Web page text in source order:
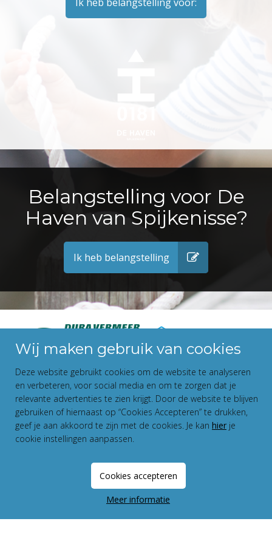
Belangstelling voor De
Haven van Spijkenisse?
Ik heb belangstelling
Privacy Statement
Fundament All Media
Wij maken gebruik van cookies
Deze website gebruikt cookies om de website te analyseren
en verbeteren, voor social media en om te zorgen dat je
relevante advertenties te zien krijgt. Door de website te blijven
gebruiken of hiernaast op “Cookies Accepteren” te drukken,
geef je aan akkoord te zijn met de cookies. Je kan hier je
cookie instellingen aanpassen.
Cookies accepteren
Meer informatie